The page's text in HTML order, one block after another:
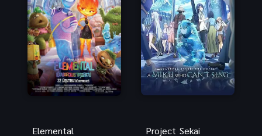
Elemental
Project Sekai